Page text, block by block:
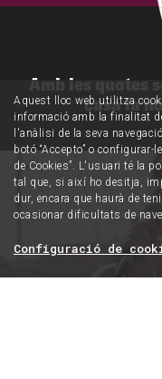
Amb les quotes
casa la
Aquest lloc web utilitza
informació amb la finalitat
l'anàlisi de la seva
botó “Accepto” o
de Cookies”. L'usuari té la
tal que, si així ho desitja,
dur, encara que haurà de
ocasionar dificultats de
Configuració de